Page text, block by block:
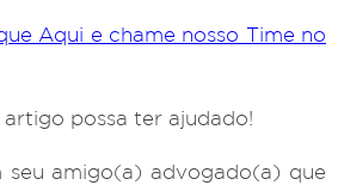
Aqui e chame nosso Time no
artigo possa ter ajudado!
seu amigo(a) advogado(a) que